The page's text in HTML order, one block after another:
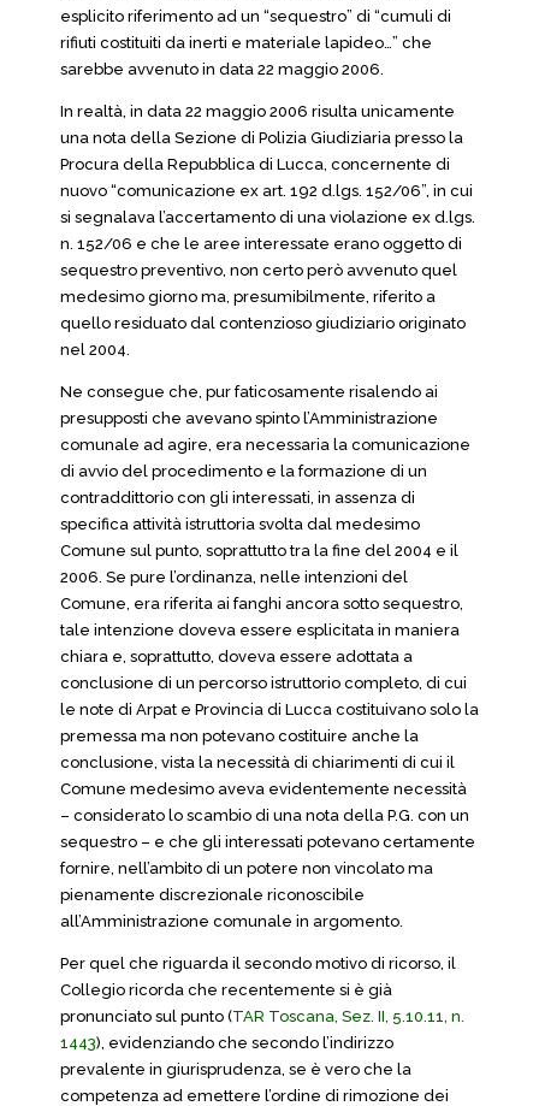
esplicito riferimento ad un “sequestro” di “cumuli di
rifiuti costituiti da inerti e materiale lapideo…” che
sarebbe avvenuto in data 22 maggio 2006.
In realtà, in data 22 maggio 2006 risulta unicamente
una nota della Sezione di Polizia Giudiziaria presso la
Procura della Repubblica di Lucca, concernente di
nuovo “comunicazione ex art. 192 d.lgs. 152/06”, in cui
si segnalava l’accertamento di una violazione ex d.lgs.
n. 152/06 e che le aree interessate erano oggetto di
sequestro preventivo, non certo però avvenuto quel
medesimo giorno ma, presumibilmente, riferito a
quello residuato dal contenzioso giudiziario originato
nel 2004.
Ne consegue che, pur faticosamente risalendo ai
presupposti che avevano spinto l’Amministrazione
comunale ad agire, era necessaria la comunicazione
di avvio del procedimento e la formazione di un
contraddittorio con gli interessati, in assenza di
specifica attività istruttoria svolta dal medesimo
Comune sul punto, soprattutto tra la fine del 2004 e il
2006. Se pure l’ordinanza, nelle intenzioni del
Comune, era riferita ai fanghi ancora sotto sequestro,
tale intenzione doveva essere esplicitata in maniera
chiara e, soprattutto, doveva essere adottata a
conclusione di un percorso istruttorio completo, di cui
le note di Arpat e Provincia di Lucca costituivano solo la
premessa ma non potevano costituire anche la
conclusione, vista la necessità di chiarimenti di cui il
Comune medesimo aveva evidentemente necessità
– considerato lo scambio di una nota della P.G. con un
sequestro – e che gli interessati potevano certamente
fornire, nell’ambito di un potere non vincolato ma
pienamente discrezionale riconoscibile
all’Amministrazione comunale in argomento.
Per quel che riguarda il secondo motivo di ricorso, il
Collegio ricorda che recentemente si è già
pronunciato sul punto (TAR Toscana, Sez. II, 5.10.11, n.
1443), evidenziando che secondo l’indirizzo
prevalente in giurisprudenza, se è vero che la
competenza ad emettere l’ordine di rimozione dei